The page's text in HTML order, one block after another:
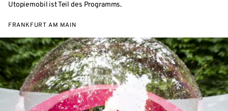
Utopiemobil ist Teil des Programms.
FRANKFURT AM MAIN